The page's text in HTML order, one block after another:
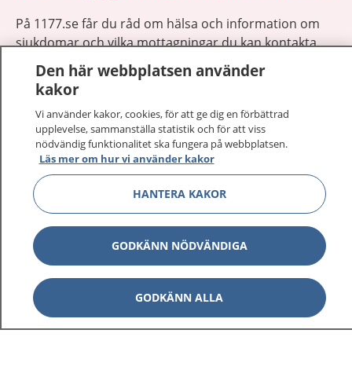
På 1177.se får du råd om hälsa och information om
sjukdomar och vilka mottagningar du kan kontakta.
Logga in för att läsa din journal och göra dina
vårdärenden. Ring telefonnummer 1177 för
sjukvårdsrådgivning dygnet runt.
1177 ger dig råd när du vill må bättre.
1177 på flera språk Show
Om 1177 Show
Kontakt Show
Den här webbplatsen använder
kakor
Vi använder kakor, cookies, för att ge dig en förbättrad
upplevelse, sammanställa statistik och för att viss
nödvändig funktionalitet ska fungera på webbplatsen.
Läs mer om hur vi använder kakor
HANTERA KAKOR
GODKÄNN NÖDVÄNDIGA
GODKÄNN ALLA